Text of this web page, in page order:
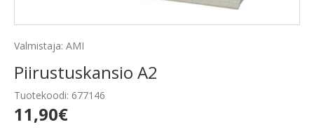
Valmistaja: AMI
Piirustuskansio A2
Tuotekoodi: 677146
11,90€